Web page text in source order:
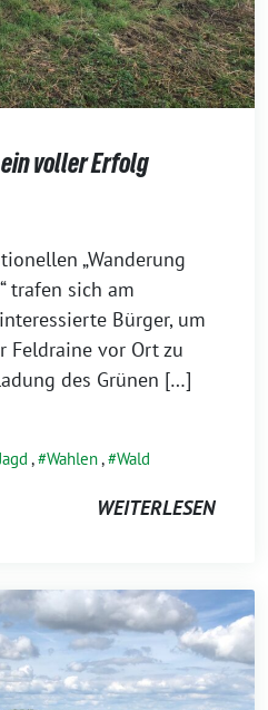
voller Erfolg
„Wanderung
trafen sich am
Bürger, um
Feldraine vor Ort zu
des Grünen […]
, Wahlen, Wald
WEITERLESEN